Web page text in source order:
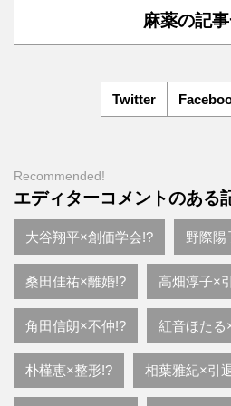
麻薬の記
Twitter
Recommended!
エディターコメントのある
大谷翔平×創価学会!? 野際陽
桑田佳祐×離婚!? 高畑淳子×
角田信朗×不仲!? 紅音ほたる
朴槿恵×整形!? 相葉雅紀×引